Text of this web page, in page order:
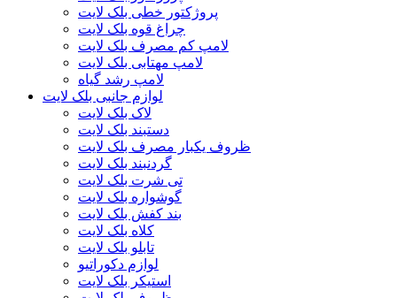
پروژکتور خطی بلک لایت
چراغ قوه بلک لایت
لامپ کم مصرف بلک لایت
لامپ مهتابی بلک لایت
لامپ رشد گیاه
لوازم جانبی بلک لایت
لاک بلک لایت
دستبند بلک لایت
ظروف یکبار مصرف بلک لایت
گردنبند بلک لایت
تی شرت بلک لایت
گوشواره بلک لایت
بند کفش بلک لایت
کلاه بلک لایت
تابلو بلک لایت
لوازم دکوراتیو
استیکر بلک لایت